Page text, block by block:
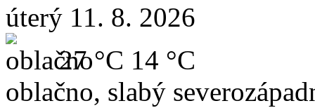
úterý 11. 8. 2026
27 °C 14 °C
oblačno, slabý